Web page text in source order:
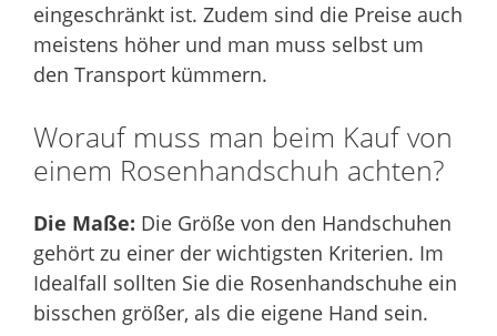
eingeschränkt ist. Zudem sind die Preise auch
meistens höher und man muss selbst um
den Transport kümmern.
Worauf muss man beim Kauf von
einem Rosenhandschuh achten?
Die Maße: Die Größe von den Handschuhen
gehört zu einer der wichtigsten Kriterien. Im
Idealfall sollten Sie die Rosenhandschuhe ein
bisschen größer, als die eigene Hand sein.